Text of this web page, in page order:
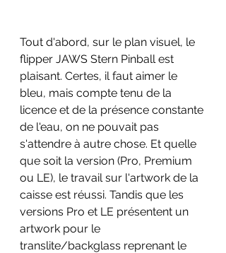
Tout d'abord, sur le plan visuel, le
flipper JAWS Stern Pinball est
plaisant. Certes, il faut aimer le
bleu, mais compte tenu de la
licence et de la présence constante
de l'eau, on ne pouvait pas
s'attendre à autre chose. Et quelle
que soit la version (Pro, Premium
ou LE), le travail sur l'artwork de la
caisse est réussi. Tandis que les
versions Pro et LE présentent un
artwork pour le
translite/backglass reprenant le